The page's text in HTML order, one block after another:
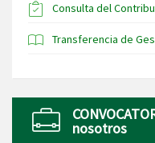
Consulta del
Transferencia de
nosotros